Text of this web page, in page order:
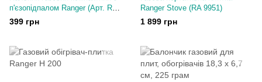
п'єзопідпалом Ranger (Арт. RA
9948)
399 грн
Ranger Stove (RA 9951)
1 899 грн